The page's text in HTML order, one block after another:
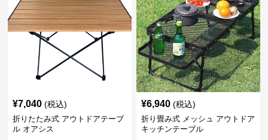
¥7,040 (税込)
折りたたみ式 アウトドアテーブ
ル オアシス
¥6,940 (税込)
折り畳み式 メッシュ アウトドア
キッチンテーブル